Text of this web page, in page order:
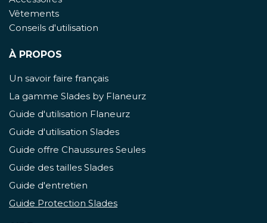
Vêtements
Conseils d'utilisation
À PROPOS
Un savoir faire français
La gamme Slades by Flaneurz
Guide d'utilisation Flaneurz
Guide d'utilisation Slades
Guide offre Chaussures Seules
Guide des tailles Slades
Guide d'entretien
Guide Protection Slades